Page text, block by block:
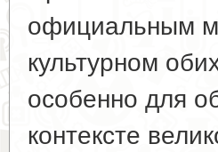
официальным
культурном
особенно для
контексте